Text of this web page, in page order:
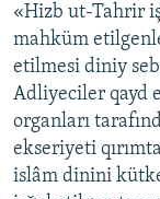
«Hizb ut-Tahrir
mahküm
etilmesi diniy
Adliyeciler qayd
organları
ekseriyeti
islâm dinini